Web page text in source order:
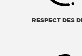
RESPECT DES